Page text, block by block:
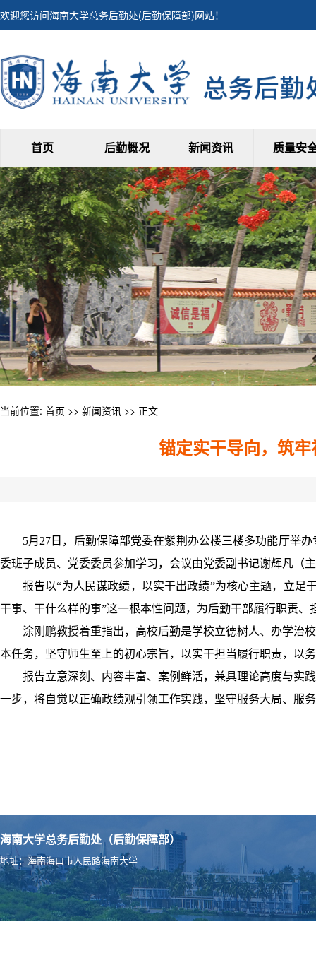
欢迎您访问海南大学总务后勤处(后勤保障部)网站！
首页 后勤概况 新闻资讯 质量安
当前位置: 首页 >> 新闻资讯 >> 正文
锚定实干导向，筑
5月27日，后勤保障部党委在紫荆办公楼三楼多功能厅举
委班子成员、党委委员参加学习，会议由党委副书记谢辉凡（
报告以“为人民谋政绩，以实干出政绩”为核心主题，立
干事、干什么样的事”这一根本性问题，为后勤干部履行职责、
涂刚鹏教授着重指出，高校后勤是学校立德树人、办学治
本任务，坚守师生至上的初心宗旨，以实干担当履行职责，以
报告立意深刻、内容丰富、案例鲜活，兼具理论高度与实
一步，将自觉以正确政绩观引领工作实践，坚守服务大局、服
海南大学总务后勤处（后勤保障部）
地址：海南海口市人民路海南大学